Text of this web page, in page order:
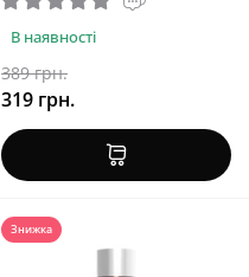
30 ml
В наявності
389 грн.
319 грн.
Знижка